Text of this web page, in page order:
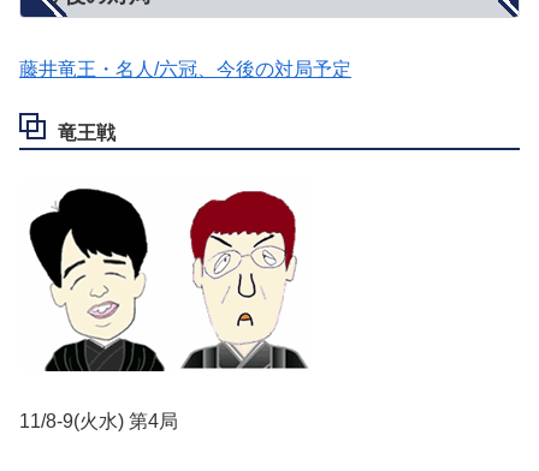
藤井竜王・名人/六冠、今後の対局予定
竜王戦
11/8-9(火水) 第4局